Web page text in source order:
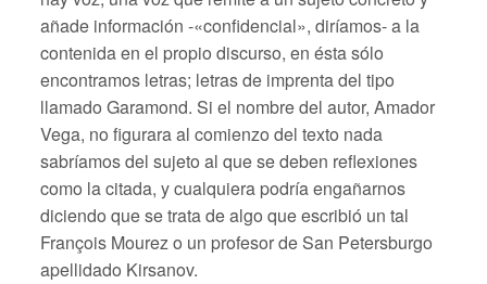
añade información -«confidencial», diríamos- a la
contenida en el propio discurso, en ésta sólo
encontramos letras; letras de imprenta del tipo
llamado Garamond. Si el nombre del autor, Amador
Vega, no figurara al comienzo del texto nada
sabríamos del sujeto al que se deben reflexiones
como la citada, y cualquiera podría engañarnos
diciendo que se trata de algo que escribió un tal
François Mourez o un profesor de San Petersburgo
apellidado Kirsanov.